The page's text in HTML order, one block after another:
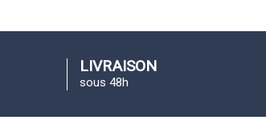
LIVRAISON
sous 48h